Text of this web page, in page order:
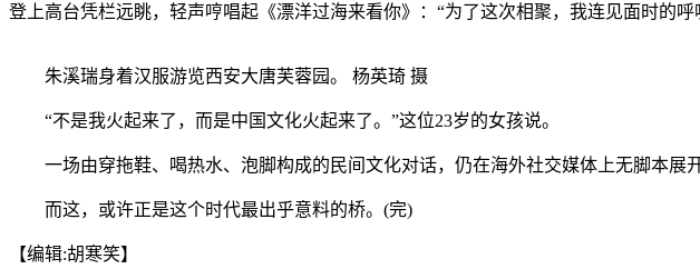
登上高台凭栏远眺，轻声哼唱起《漂洋过海来看你》：“为了这次相聚，我连见面时的
朱溪瑞身着汉服游览西安大唐芙蓉园。 杨英琦 摄
“不是我火起来了，而是中国文化火起来了。”这位23岁的女孩说。
一场由穿拖鞋、喝热水、泡脚构成的民间文化对话，仍在海外社交媒体上无脚本展
而这，或许正是这个时代最出乎意料的桥。(完)
【编辑:胡寒笑】